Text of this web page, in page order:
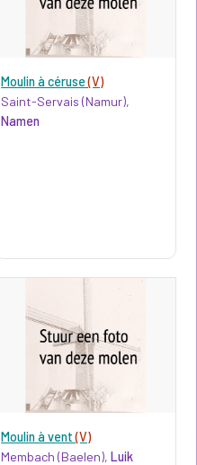
Moulin à céruse(V)
Saint-Servais (Namur),
Namen
Moulin à vent(V)
Membach (Baelen),Luik